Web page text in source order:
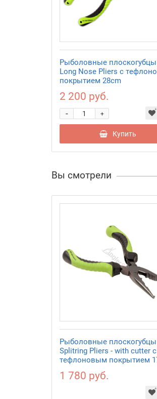
Рыболовные плоскогубцы
Long Nose Pliers с
покрытием 28cm
2 200 руб.
+
-
Купить
Вы смотрели
Рыболовные плоскогубцы
Splitring Pliers - with cutter с
тефлоновым покрытием
1 780 руб.